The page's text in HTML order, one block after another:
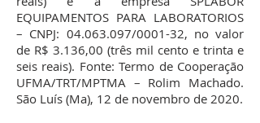
EQUIPAMENTOS PARA LABORATORIOS
– CNPJ: 04.063.097/0001-32, no valor
de R$ 3.136,00 (três mil cento e trinta e
seis reais). Fonte: Termo de Cooperação
UFMA/TRT/MPTMA – Rolim Machado.
São Luís (Ma), 12 de novembro de 2020.